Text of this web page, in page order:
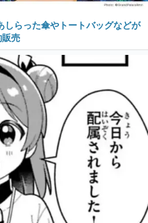
らった傘やトートバッグなどが
売